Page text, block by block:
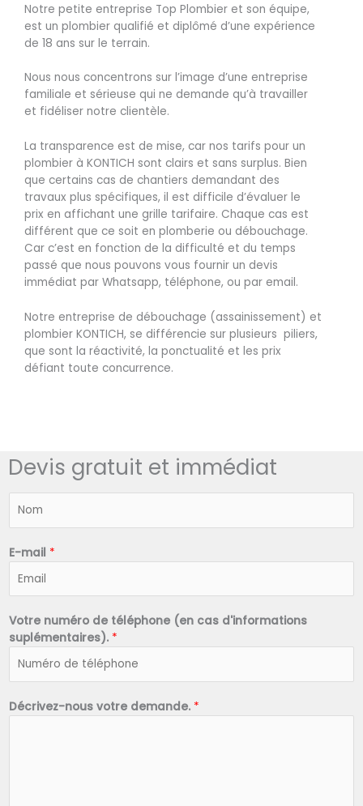
Notre petite entreprise Top Plombier et son équipe,
est un plombier qualifié et diplômé d’une expérience
de 18 ans sur le terrain.
Nous nous concentrons sur l’image d’une entreprise
familiale et sérieuse qui ne demande qu’à travailler
et fidéliser notre clientèle.
La transparence est de mise, car nos tarifs pour un
plombier à KONTICH sont clairs et sans surplus. Bien
que certains cas de chantiers demandant des
travaux plus spécifiques, il est difficile d’évaluer le
prix en affichant une grille tarifaire. Chaque cas est
différent que ce soit en plomberie ou débouchage.
Car c’est en fonction de la difficulté et du temps
passé que nous pouvons vous fournir un devis
immédiat par Whatsapp, téléphone, ou par email.
Notre entreprise de débouchage (assainissement) et
plombier KONTICH, se différencie sur plusieurs piliers,
que sont la réactivité, la ponctualité et les prix
défiant toute concurrence.
Devis gratuit et immédiat
*
E-mail *
Votre numéro de téléphone (en cas d'informations
suplémentaires). *
Décrivez-nous votre demande. *